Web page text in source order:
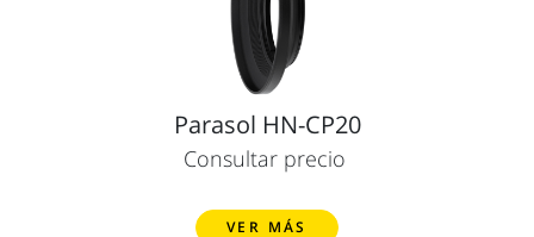
Parasol HN-CP20
Consultar precio
VER MÁS